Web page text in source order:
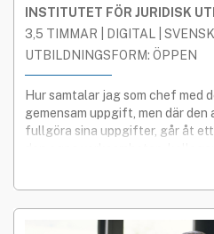
INSTITUTET FÖR JURIDISK
3,5 TIMMAR | DIGITAL |
UTBILDNINGSFORM: ÖPPEN
Hur samtalar jag som chef med
gemensam uppgift, men där
fullgöra sina uppgifter, går åt